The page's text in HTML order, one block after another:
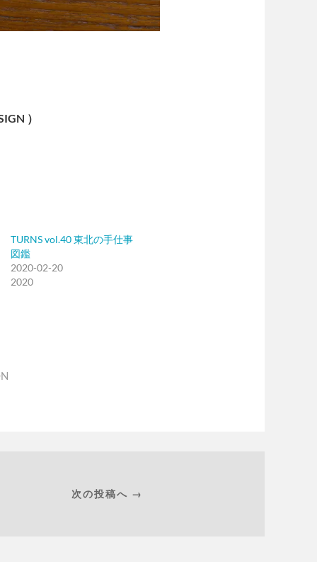
）
TURNS vol.40 東北の手仕事
図鑑
2020-02-20
2020
次の投稿へ →